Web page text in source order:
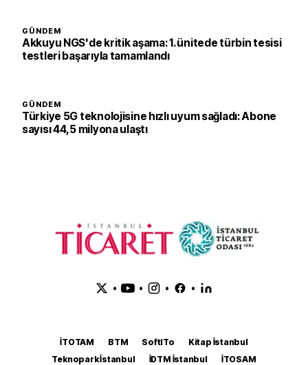
GÜNDEM
Akkuyu NGS'de kritik aşama: 1. ünitede türbin tesisi
testleri başarıyla tamamlandı
GÜNDEM
Türkiye 5G teknolojisine hızlı uyum sağladı: Abone
sayısı 44,5 milyona ulaştı
• • • •
İTOTAM BTM SoftITo
Kitap İstanbul
Teknopark İstanbul
İDTM İstanbul
İTOSAM